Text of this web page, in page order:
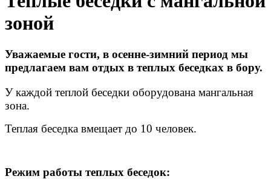
зоной
Уважаемые гости, в осенне-зимний период мы
предлагаем вам отдых в теплых беседках в бору.
У каждой теплой беседки оборудована мангальная
зона.
Теплая беседка вмещает до 10 человек.
Режим работы теплых беседок: